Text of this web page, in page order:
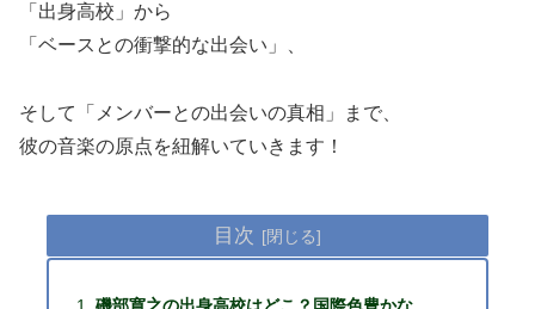
「出身高校」から
「ベースとの衝撃的な出会い」、
そして「メンバーとの出会いの真相」まで、
彼の音楽の原点を紐解いていきます！
目次